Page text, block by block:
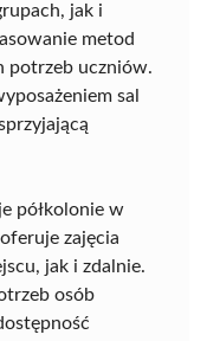
jak i
metod
potrzeb uczniów.
sal
półkolonie w
zajęcia
jak i zdalnie.
osób